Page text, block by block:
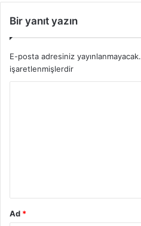
Bir yanıt yazın
E-posta adresiniz yayınlanmayacak.
işaretlenmişlerdir
Ad *